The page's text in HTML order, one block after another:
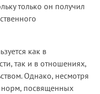
только он получил
как в
так и в отношениях,
Однако, несмотря
посвященных